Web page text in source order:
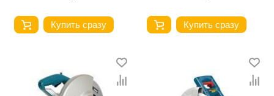
Купить сразу Купить сразу